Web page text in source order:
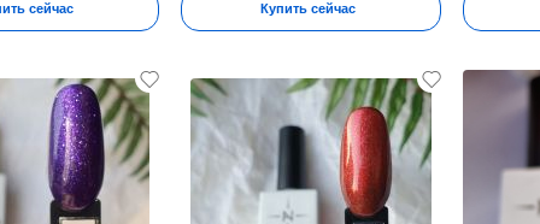
сейчас Купить сейчас